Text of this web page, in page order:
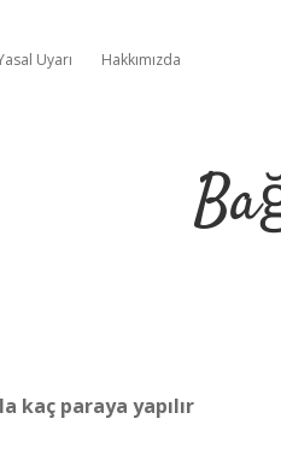
Uyarı Hakkımızda
kaç paraya yapılır